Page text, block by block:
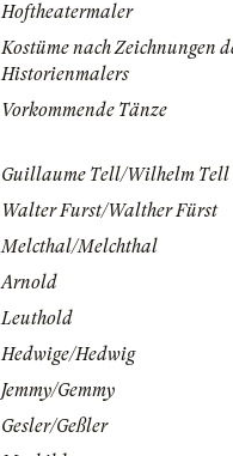
Hoftheatermaler
Kostüme nach Zeichnungen
Historienmalers
Vorkommende Tänze
Guillaume Tell/Wilhelm Tell
Walter Furst/Walther Fürst
Melcthal/Melchthal
Arnold
Leuthold
Hedwige/Hedwig
Jemmy/Gemmy
Gesler/Geßler